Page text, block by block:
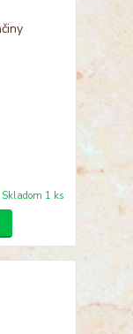
Skladom 1 ks